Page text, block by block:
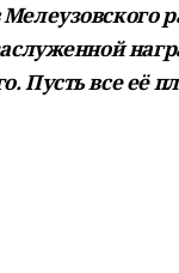
Пусть все её